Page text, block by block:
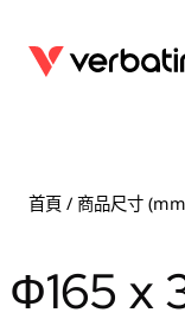
首頁 / 商品尺寸
Ф165 x
BD-R/RE光碟
配件
便攜式顯示器
旅行轉插
燈泡
保養
繁體中文